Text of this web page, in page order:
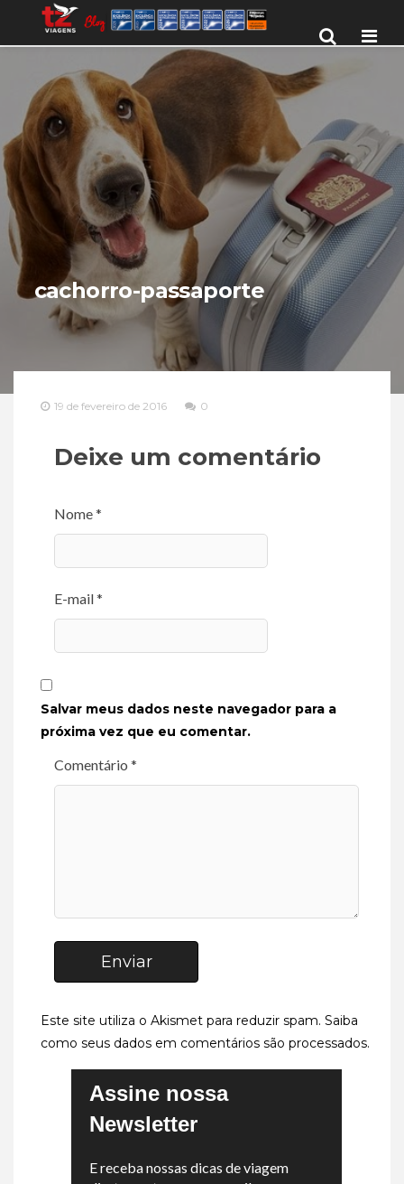
cachorro-passaporte
19 de fevereiro de 2016 0
Deixe um comentário
Nome *
E-mail *
Salvar meus dados neste navegador para a
próxima vez que eu comentar.
Comentário *
Enviar
Este site utiliza o Akismet para reduzir spam. Saiba
como seus dados em comentários são processados.
Assine nossa
Newsletter
E receba nossas dicas de viagem